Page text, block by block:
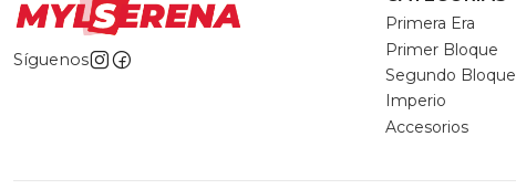
Síguenos
Primera Era
Primer Bloque
Segundo Bloque
Imperio
Accesorios